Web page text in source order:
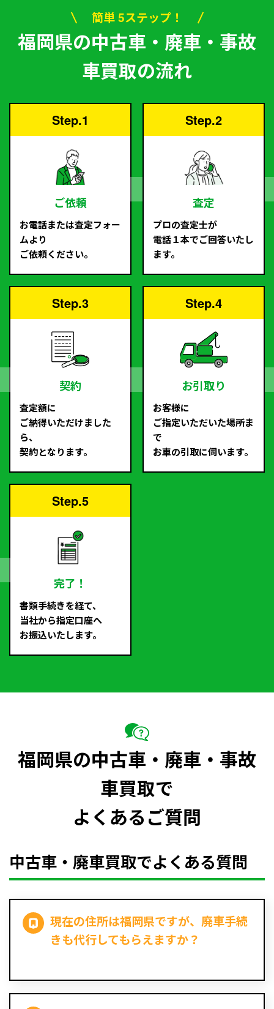
簡単 5ステップ！
福岡県の中古車・廃車・事故
車買取の流れ
Step.1
ご依頼
お電話または査定フォー
ムより
ご依頼ください。
Step.2
査定
プロの査定士が
電話１本でご回答いたし
ます。
Step.3
契約
査定額に
ご納得いただけました
ら、
契約となります。
Step.4
お引取り
お客様に
ご指定いただいた場所ま
で
お車の引取に伺います。
Step.5
完了！
書類手続きを経て、
当社から指定口座へ
お振込いたします。
福岡県の中古車・廃車・事故
車買取で
よくあるご質問
中古車・廃車買取でよくある質問
現在の住所は福岡県ですが、廃車手続
きも代行してもらえますか？